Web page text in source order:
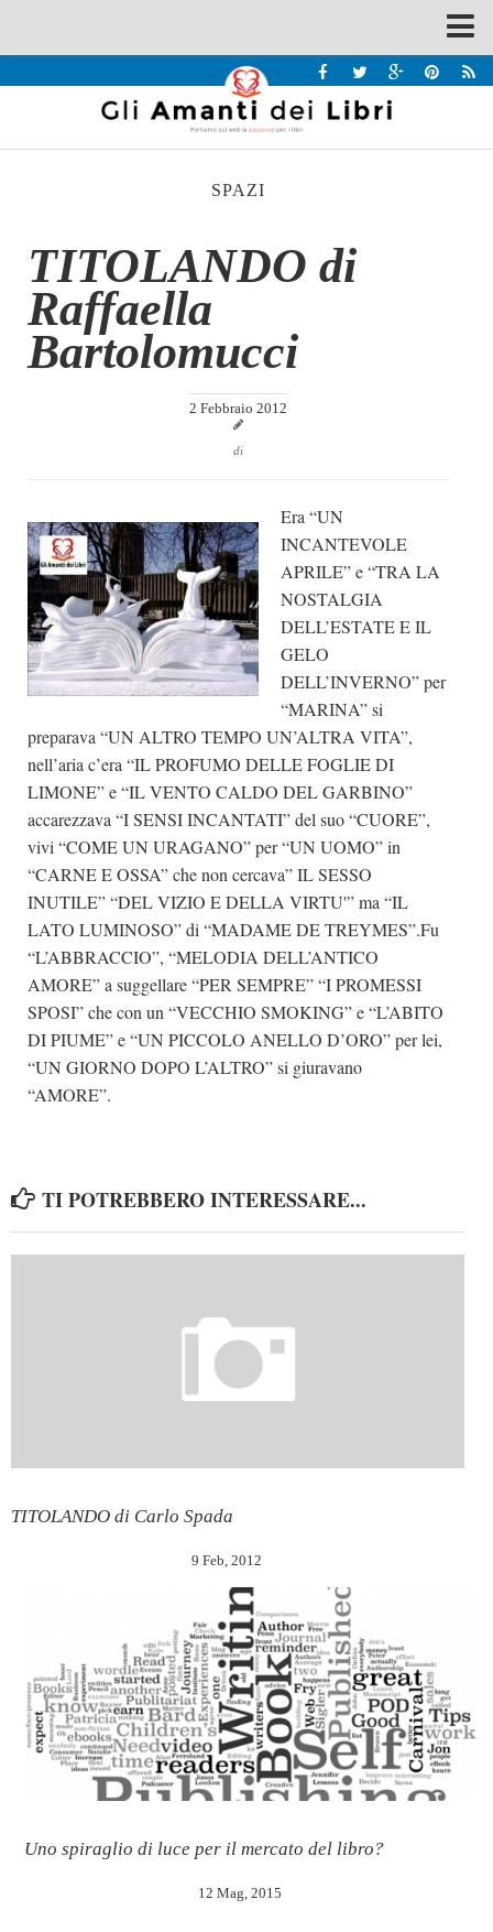
Recensioni
Interviste & Incontri
Chi siamo
Contatti
Eventi
Dicono di Noi
Rassegna Stampa
Archivio
Autori
Generi
Partnership
Giallo Stresa
Premio Chiara
A Tutto Volume
Salone di Torino
SPAZI
TITOLANDO di
Raffaella
Bartolomucci
2 Febbraio 2012
di
Era “UN
INCANTEVOLE
APRILE” e “TRA LA
NOSTALGIA
DELL’ESTATE E IL
GELO
DELL’INVERNO” per
“MARINA” si
preparava “UN ALTRO TEMPO UN’ALTRA VITA”,
nell’aria c’era “IL PROFUMO DELLE FOGLIE DI
LIMONE” e “IL VENTO CALDO DEL GARBINO”
accarezzava “I SENSI INCANTATI” del suo “CUORE”,
vivi “COME UN URAGANO” per “UN UOMO” in
“CARNE E OSSA” che non cercava” IL SESSO
INUTILE” “DEL VIZIO E DELLA VIRTU'” ma “IL
LATO LUMINOSO” di “MADAME DE TREYMES”.Fu
“L’ABBRACCIO”, “MELODIA DELL’ANTICO
AMORE” a suggellare “PER SEMPRE” “I PROMESSI
SPOSI” che con un “VECCHIO SMOKING” e “L’ABITO
DI PIUME” e “UN PICCOLO ANELLO D’ORO” per lei,
“UN GIORNO DOPO L’ALTRO” si giuravano
“AMORE”.
TI POTREBBERO INTERESSARE...
TITOLANDO di Carlo Spada
9 Feb, 2012
Uno spiraglio di luce per il mercato del libro?
12 Mag, 2015